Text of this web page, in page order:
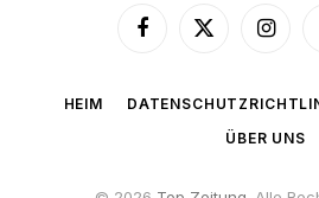
Facebook
X
HEIM
ÜBER UNS